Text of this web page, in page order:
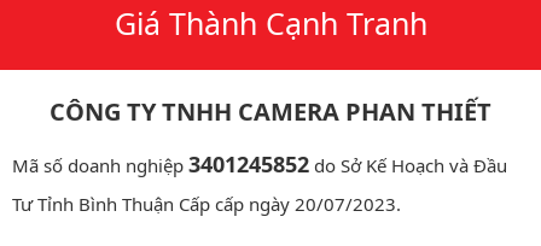
Giá Thành Cạnh Tranh
CÔNG TY TNHH CAMERA PHAN THIẾT
Mã số doanh nghiệp 3401245852 do Sở Kế Hoạch và Đầu
Tư Tỉnh Bình Thuận Cấp cấp ngày 20/07/2023.